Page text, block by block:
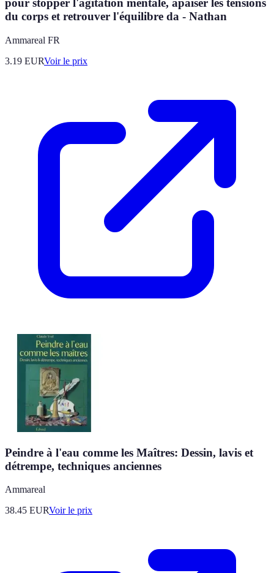
pour stopper l'agitation mentale, apaiser les tensions
du corps et retrouver l'équilibre da - Nathan
Ammareal FR
3.19 EURVoir le prix
Peindre à l'eau comme les Maîtres: Dessin, lavis et
détrempe, techniques anciennes
Ammareal
38.45 EURVoir le prix